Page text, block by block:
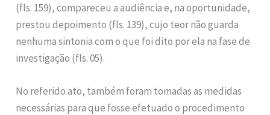
(fls. 159), compareceu a audiência e, na oportunidade,
prestou depoimento (fls. 139), cujo teor não guarda
nenhuma sintonia com o que foi dito por ela na fase de
investigação (fls. 05).
No referido ato, também foram tomadas as medidas
necessárias para que fosse efetuado o procedimento